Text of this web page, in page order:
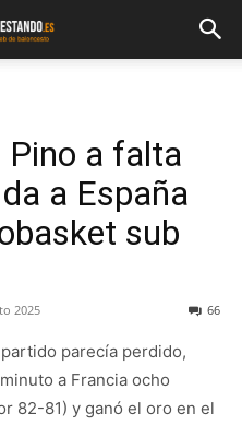
Pino a falta
a España
sub
2025 66
parecía perdido,
a Francia ocho
82-81) y ganó el oro en el